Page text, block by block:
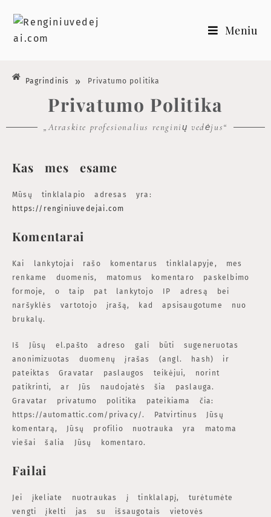
Meniu
Pagrindinis » Privatumo politika
Privatumo Politika
„Atraskite profesionalius renginių vedėjus“
Kas mes esame
Mūsų tinklalapio adresas yra:
https://renginiuvedejai.com
Komentarai
Kai lankytojai rašo komentarus tinklalapyje, mes
renkame duomenis, matomus komentaro paskelbimo
formoje, o taip pat lankytojo IP adresą bei
naršyklės vartotojo įrašą, kad apsisaugotume nuo
brukalų.
Iš Jūsų el.pašto adreso gali būti sugeneruotas
anonimizuotas duomenų įrašas (angl. hash) ir
pateiktas Gravatar paslaugos teikėjui, norint
patikrinti, ar Jūs naudojatės šia paslauga.
Gravatar privatumo politika pateikiama čia:
https://automattic.com/privacy/. Patvirtinus Jūsų
komentarą, Jūsų profilio nuotrauka yra matoma
viešai šalia Jūsų komentaro.
Failai
Jei įkeliate nuotraukas į tinklalapį, turėtumėte
vengti įkelti jas su išsaugotais vietovės